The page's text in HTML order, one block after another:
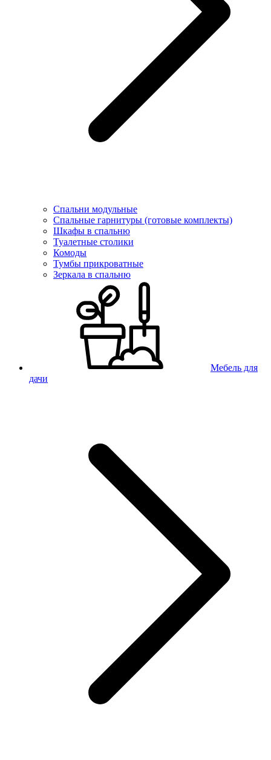
Спальни модульные
Спальные гарнитуры (готовые комплекты)
Шкафы в спальню
Туалетные столики
Комоды
Тумбы прикроватные
Зеркала в спальню
Мебель для
дачи